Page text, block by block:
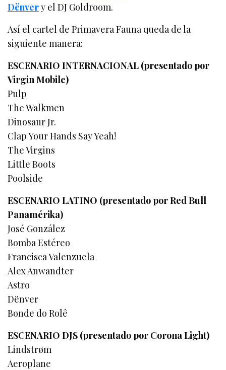
Dënvery el DJ Goldroom.
Así el cartel de Primavera Fauna queda de la
siguiente manera:
ESCENARIO INTERNACIONAL (presentado por
Virgin Mobile)
Pulp
The Walkmen
Dinosaur Jr.
Clap Your Hands Say Yeah!
The Virgins
Little Boots
Poolside
ESCENARIO LATINO (presentado por Red Bull
Panamérika)
José González
Bomba Estéreo
Francisca Valenzuela
Alex Anwandter
Astro
Dënver
Bonde do Rolê
ESCENARIO DJS (presentado por Corona Light)
Lindstrøm
Aeroplane